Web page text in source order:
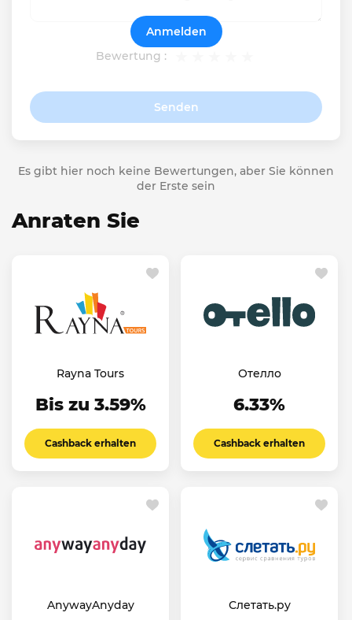
Bewertung :
Senden
Anmelden
Es gibt hier noch keine Bewertungen, aber Sie können
der Erste sein
Anraten Sie
Rayna Tours
Bis zu 3.59%
Cashback erhalten
Отелло
6.33%
Cashback erhalten
AnywayAnyday Слетать.ру